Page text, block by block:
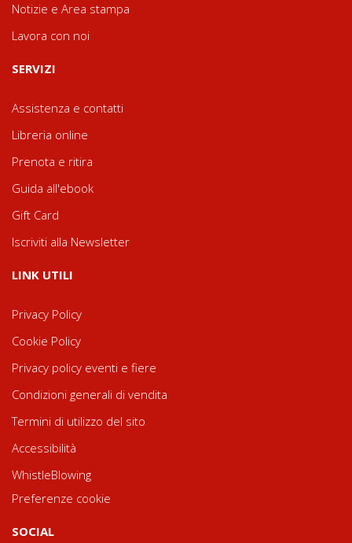
Notizie e Area stampa
Lavora con noi
SERVIZI
Assistenza e contatti
Libreria online
Prenota e ritira
Guida all'ebook
Gift Card
Iscriviti alla Newsletter
LINK UTILI
Privacy Policy
Cookie Policy
Privacy policy eventi e fiere
Condizioni generali di vendita
Termini di utilizzo del sito
Accessibilità
WhistleBlowing
Preferenze cookie
SOCIAL